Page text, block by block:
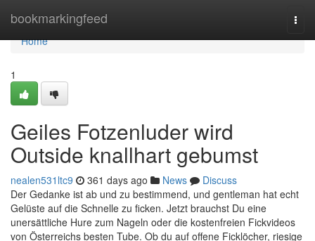
bookmarkingfeed
Home
Home
1
Geiles Fotzenluder wird
Outside knallhart gebumst
nealen531ltc9 361 days ago News
Discuss
Der Gedanke ist ab und zu bestimmend, und gentleman hat echt
Gelüste auf die Schnelle zu ficken. Jetzt brauchst Du eine
unersättliche Hure zum Nageln oder die kostenfreien Fickvideos
von Österreichs besten Tube. Ob du auf offene Ficklöcher, riesige